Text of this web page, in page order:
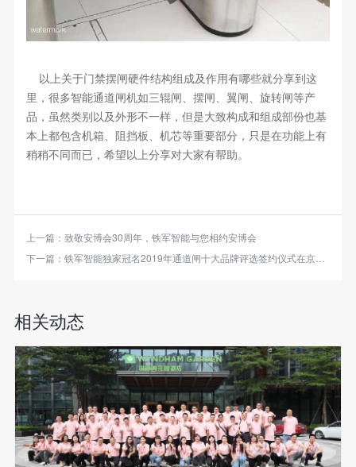
以上关于门禁摆闸硬件结构组成及作用有哪些就分享到这
里，很多智能通道闸机如三辊闸、摆闸、翼闸、旋转闸等产
品，虽然类别以及外形不一样，但是大致构成和组成部份也基
本上都包含机箱、阻挡板、机芯等重要部分，只是在功能上有
稍稍不同而已，希望以上分享对大家有帮助。
上一篇： 致敬安博会30周年，铁军智能与您相约安博会
下一篇： 铁军智能独家冠名2019年通道闸十大品牌评选签约仪式在京举行
相关动态